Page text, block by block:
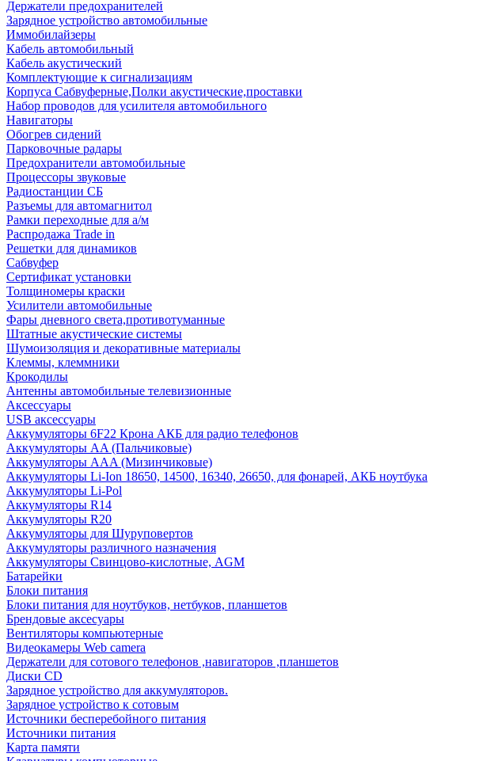
Держатели предохранителей
Зарядное устройство автомобильные
Иммобилайзеры
Кабель автомобильный
Кабель акустический
Комплектующие к сигнализациям
Корпуса Сабвуферные,Полки акустические,проставки
Набор проводов для усилителя автомобильного
Навигаторы
Обогрев сидений
Парковочные радары
Предохранители автомобильные
Процессоры звуковые
Радиостанции СБ
Разъемы для автомагнитол
Рамки переходные для а/м
Распродажа Trade in
Решетки для динамиков
Сабвуфер
Сертификат установки
Толщиномеры краски
Усилители автомобильные
Фары дневного света,противотуманные
Штатные акустические системы
Шумоизоляция и декоративные материалы
Клеммы, клеммники
Крокодилы
Антенны автомобильные телевизионные
Аксессуары
USB аксессуары
Аккумуляторы 6F22 Крона АКБ для радио телефонов
Аккумуляторы AA (Пальчиковые)
Аккумуляторы AAA (Мизинчиковые)
Аккумуляторы Li-Ion 18650, 14500, 16340, 26650, для фонарей, АКБ ноутбука
Аккумуляторы Li-Pol
Аккумуляторы R14
Аккумуляторы R20
Аккумуляторы для Шуруповертов
Аккумуляторы различного назначения
Аккумуляторы Свинцово-кислотные, AGM
Батарейки
Блоки питания
Блоки питания для ноутбуков, нетбуков, планшетов
Брендовые аксесуары
Вентиляторы компьютерные
Видеокамеры Web camera
Держатели для сотового телефонов ,навигаторов ,планшетов
Диски CD
Зарядное устройство для аккумуляторов.
Зарядное устройство к сотовым
Источники бесперебойного питания
Источники питания
Карта памяти